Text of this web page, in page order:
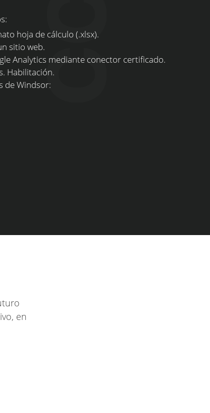
hoja de cálculo (.xlsx).
sitio web.
Analytics mediante conector certificado.
Habilitación.
de Windsor:
en